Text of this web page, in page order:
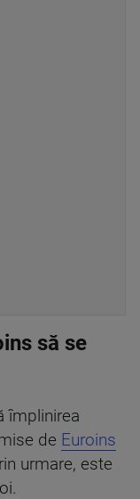
să se
împlinirea
de Euroins
urmare, este